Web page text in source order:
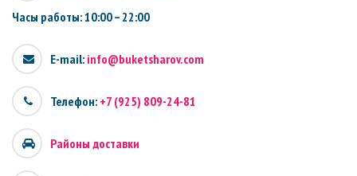
Часы работы: 10:00 – 22:00
E-mail: info@buketsharov.com
Телефон: +7 (925) 809-24-81
Районы доставки